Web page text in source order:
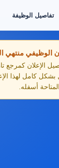
تفاصيل الوظيفة
الوظيفي منتهي
الإعلان كمرجع
بشكل كامل لهذا
أسفله.